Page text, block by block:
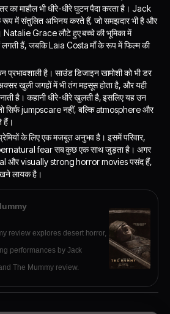
का माहौल भी धीरे-धीरे घुटन पैदा करता है। Jack
रूप में संतुलित अभिनय करते हैं, जो समझदार भी है और
Natalie Grace लौटे हुए बच्चे की भूमिका में
लगती हैं, जबकि Laia Costa माँ के रूप में फिल्म की
प्रभावशाली है। साउंड डिजाइन खामोशी को भी डर
खुली जगहों में भी तंग महसूस होता है, और यही
है। कहानी धीरे-धीरे खुलती है, इसलिए यह उन
सिर्फ jumpscare नहीं, बल्कि atmosphere और
हैं।
के लिए एक मजबूत अनुभव है। इसमें परिवार,
fear सब कुछ एक साथ जुड़ता है। अगर
और visually strong horror movies पसंद हैं,
लायक है।
review explores desert horror,
performances by Jack
Natalie Grace, and The Mummy review.